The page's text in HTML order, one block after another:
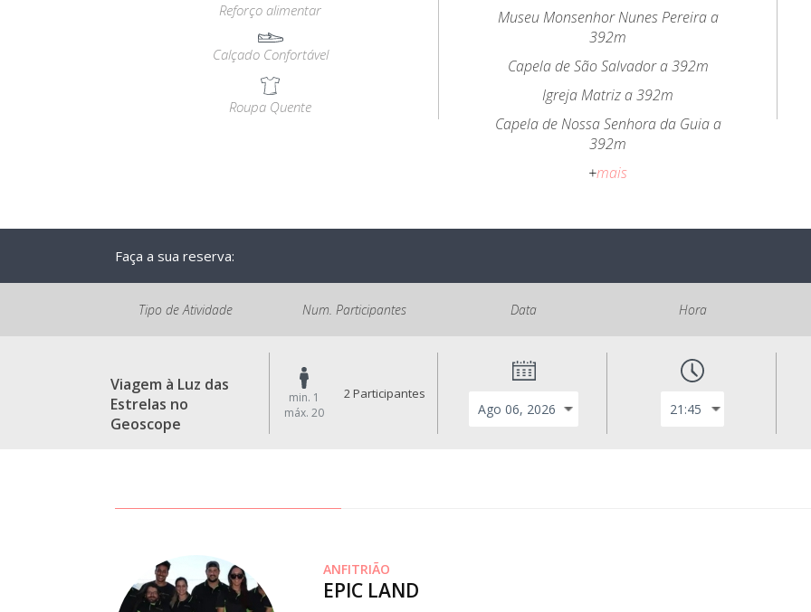
Reforço alimentar
Calçado Confortável
Roupa Quente
Museu Monsenhor Nunes Pereira a
392m
Capela de São Salvador a 392m
Igreja Matriz a 392m
Capela de Nossa Senhora da Guia a
392m
+mais
Faça a sua reserva:
Tipo de Atividade Num. Participantes Data Hora
Viagem à Luz das
Estrelas no
Geoscope
min. 1
máx. 20
2 Participantes
ANFITRIÃO
EPIC LAND